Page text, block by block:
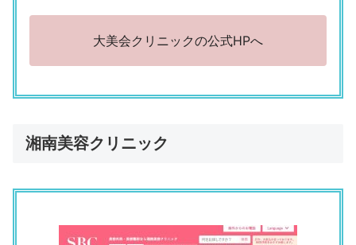
大美会クリニック
（38歳／正社員（総合職）／専門職／金融・不動産・医療・
福祉系など）
大美会クリニック
較的安かったので満足しています。ただ最近ではさらに値段
も安くなっていて、少し複雑な気持ちにはなります」
大美会クリニックの公式HPへ
湘南美容クリニック